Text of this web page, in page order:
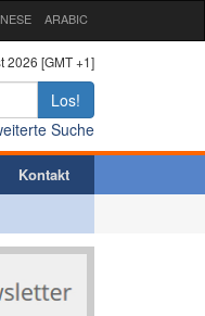
ARABIC
2026 [GMT +1]
Los!
Suche
Kontakt